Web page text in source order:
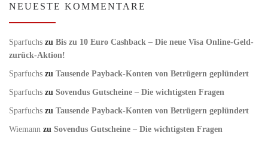
NEUESTE KOMMENTARE
Sparfuchs zu Bis zu 10 Euro Cashback – Die neue Visa Online-Geld-
zurück-Aktion!
Sparfuchs zu Tausende Payback-Konten von Betrügern geplündert
Sparfuchs zu Sovendus Gutscheine – Die wichtigsten Fragen
Sparfuchs zu Tausende Payback-Konten von Betrügern geplündert
Wiemann zu Sovendus Gutscheine – Die wichtigsten Fragen